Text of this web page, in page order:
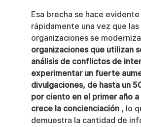
Esa brecha se hace evidente
rápidamente una vez que las
organizaciones se
organizaciones que utilizan
análisis de conflictos de
experimentar un fuerte
divulgaciones, de hasta un
por ciento en el primer año
crece la concienciación , lo
demuestra la cantidad de